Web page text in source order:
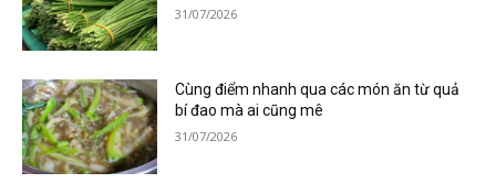
31/07/2026
Cùng điểm nhanh qua các món ăn từ quả
bí đao mà ai cũng mê
31/07/2026